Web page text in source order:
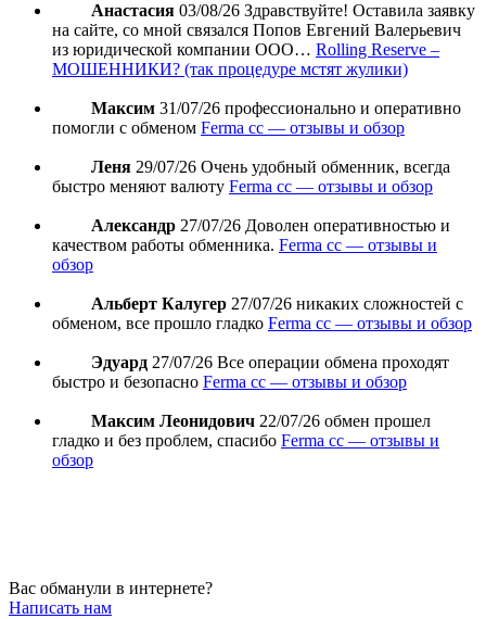
Анастасия 03/08/26 Здравствуйте! Оставила заявку
на сайте, со мной связался Попов Евгений Валерьевич
из юридической компании ООО… Rolling Reserve –
МОШЕННИКИ? (так процедуре мстят жулики)
Максим 31/07/26 профессионально и оперативно
помогли с обменом Ferma cc — отзывы и обзор
Леня 29/07/26 Очень удобный обменник, всегда
быстро меняют валюту Ferma cc — отзывы и обзор
Александр 27/07/26 Доволен оперативностью и
качеством работы обменника. Ferma cc — отзывы и
обзор
Альберт Калугер 27/07/26 никаких сложностей с
обменом, все прошло гладко Ferma cc — отзывы и обзор
Эдуард 27/07/26 Все операции обмена проходят
быстро и безопасно Ferma cc — отзывы и обзор
Максим Леонидович 22/07/26 обмен прошел
гладко и без проблем, спасибо Ferma cc — отзывы и
обзор
Вас обманули в интернете?
Написать нам